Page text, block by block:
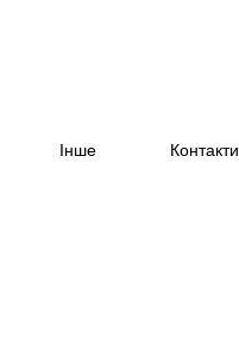
Інше Контакти